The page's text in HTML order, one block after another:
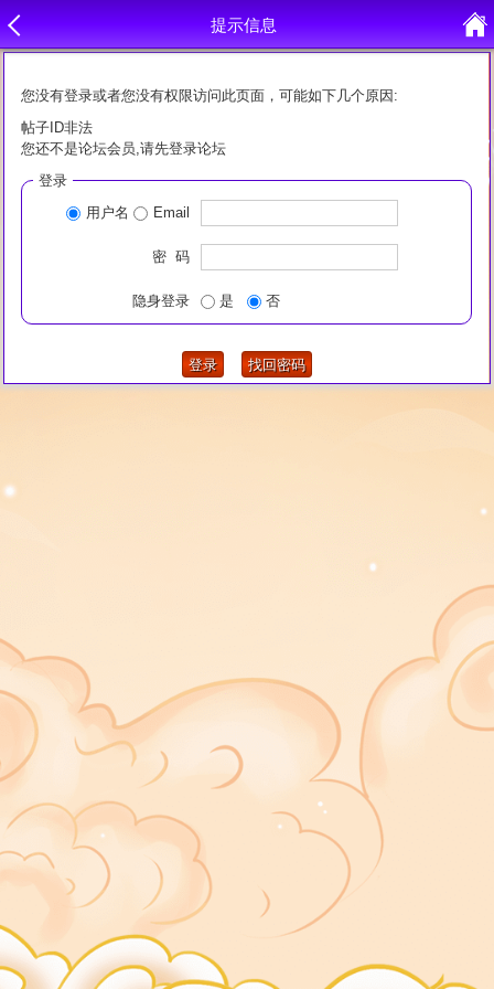
提示信息
您没有登录或者您没有权限访问此页面，可能如下几个原因:
帖子ID非法
您还不是论坛会员,请先登录论坛
登录
用户名
Email
密 码
隐身登录 是 否